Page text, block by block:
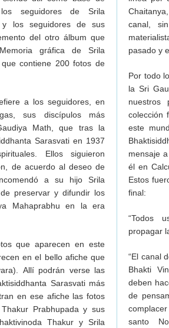
La primera edición del Bhagavad-gita
29 Sep. 1974)
de entregas)
dificutad para que Krishna nos dé un Guru
la Conciencia de Krishna": Carta de Srila
Prabhupada
guru y cómo aceptar discípulos?
sabdat—Liberación por medio del
citas de Srila Prabhupada
personal
la vida sexual y su reflejo pervertido
Vrindavana (los verdaderos
seguidores de Srila
y los seguidores de sus
del otro álbum que
gráfica de Srila
contiene 200 fotos de
a los seguidores, en
sus discípulos más
Math, que tras la
Sarasvati en 1937
Ellos siguieron
de acuerdo al deseo de
a su hijo Srila
preservar y difundir los
Mahaprabhu en la era
que aparecen en este
en el bello afiche que
Allí podrán verse las
Sarasvati más
en ese afiche las fotos
Prabhupada y sus
Thakur y Srila
canal,
pasado y
Por todo
la Sri
nuestros
colección
este
mensaje
él en
Estos
final:
“Todos
propagar
“El canal
Bhakti
deben
de
santo